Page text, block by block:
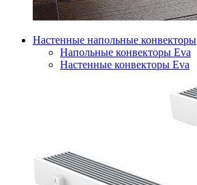
Настенные напольные конвекторы
Напольные конвекторы Eva
Настенные конвекторы Eva